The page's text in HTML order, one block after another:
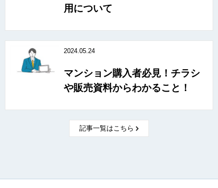
用について
2024.05.24
マンション購入者必見！チラシ
や販売資料からわかること！
記事一覧はこちら